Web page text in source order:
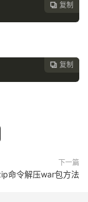
 复制
 复制
下一篇
命令解压war包方法